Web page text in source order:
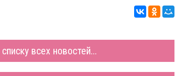
всех новостей...